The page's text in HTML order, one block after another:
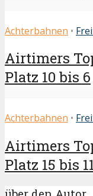
Achterbahnen •
Airtimers
Platz 10 bis 6
Achterbahnen •
Airtimers
Platz 15 bis